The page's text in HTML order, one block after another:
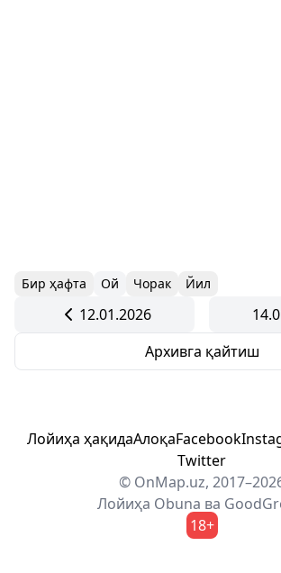
Бир ҳафта Ой Чорак Йил
12.01.2026
Архивга қайтиш
Лойиҳа ҳақидаАлоқаFacebook
Twitter
© OnMap.uz,
Лойиҳа Obuna ва
18+